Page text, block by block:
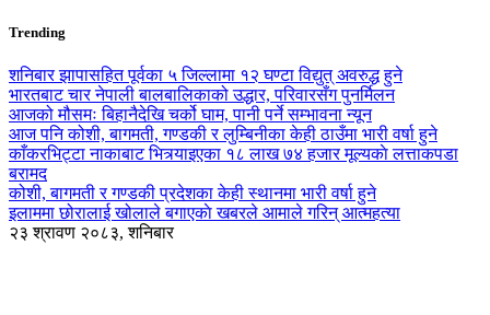
Trending
शनिबार झापासहित पूर्वका ५ जिल्लामा १२ घण्टा विद्युत् अवरुद्ध हुने
भारतबाट चार नेपाली बालबालिकाको उद्धार, परिवारसँग पुनर्मिलन
आजको मौसमः बिहानैदेखि चर्को घाम, पानी पर्ने सम्भावना न्यून
आज पनि कोशी, बागमती, गण्डकी र लुम्बिनीका केही ठाउँमा भारी वर्षा हुने
काँकरभिट्टा नाकाबाट भित्र्याइएका १८ लाख ७४ हजार मूल्यकाे लत्ताकपडा
बरामद
कोशी, बागमती र गण्डकी प्रदेशका केही स्थानमा भारी वर्षा हुने
इलाममा छोरालाई खोलाले बगाएकाे खबरले आमाले गरिन् आत्महत्या
२३ श्रावण २०८३, शनिबार